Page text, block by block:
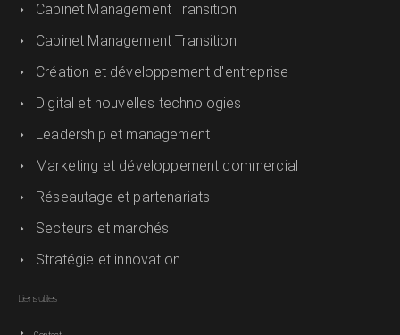
Cabinet Management Transition
Cabinet Management Transition
Création et développement d'entreprise
Digital et nouvelles technologies
Leadership et management
Marketing et développement commercial
Réseautage et partenariats
Secteurs et marchés
Stratégie et innovation
Liens utiles